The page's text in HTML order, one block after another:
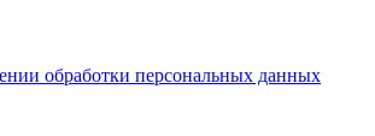
обработки персональных данных